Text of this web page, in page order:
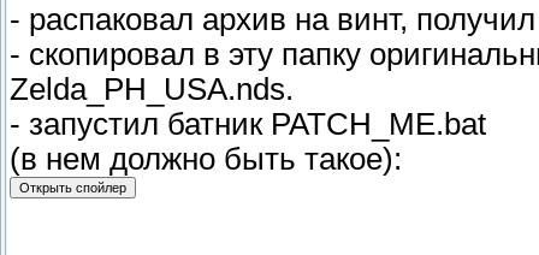
- распаковал архив на винт,
- скопировал в эту папку
Zelda_PH_USA.nds.
- запустил батник PATCH_ME.bat
(в нем должно быть такое):